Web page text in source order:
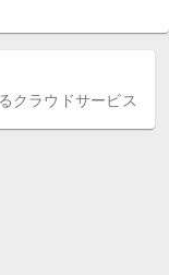
クラウドサービス